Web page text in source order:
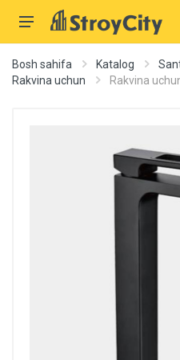
Bosh sahifa Katalog
Rakvina uchun
Rakvina